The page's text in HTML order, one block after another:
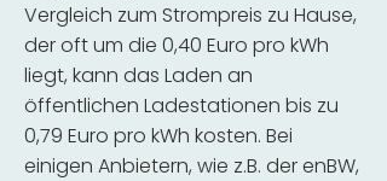
Vergleich zum Strompreis zu Hause,
der oft um die 0,40 Euro pro kWh
liegt, kann das Laden an
öffentlichen Ladestationen bis zu
0,79 Euro pro kWh kosten. Bei
einigen Anbietern, wie z.B. der enBW,